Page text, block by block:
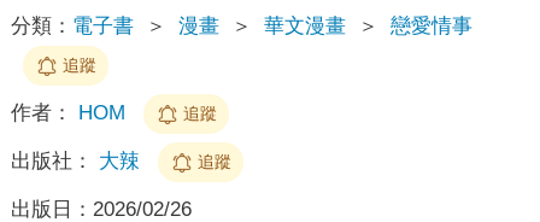
分類： 電子書 ＞ 漫畫 ＞ 華文漫畫 ＞ 戀愛情事
追蹤
作者： HOM 追蹤
出版社： 大辣 追蹤
出版日： 2026/02/26